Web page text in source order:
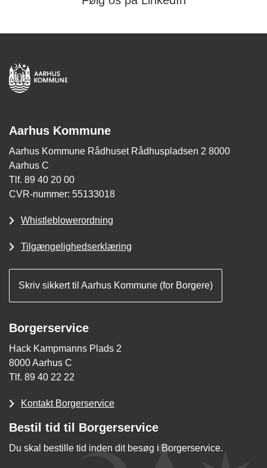
Aarhus Kommune
Aarhus Kommune Rådhuset Rådhuspladsen 2 8000
Aarhus C
Tlf. 89 40 20 00
CVR-nummer: 55133018
Whistleblowerordning
Tilgængelighedserklæring
Skriv sikkert til Aarhus Kommune (for Borgere)
Borgerservice
Hack Kampmanns Plads 2
8000 Aarhus C
Tlf. 89 40 22 22
Kontakt Borgerservice
Bestil tid til Borgerservice
Du skal bestille tid inden dit besøg i Borgerservice.